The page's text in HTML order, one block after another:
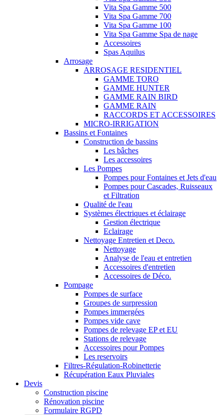
Vita Spa Gamme 500
Vita Spa Gamme 700
Vita Spa Gamme 100
Vita Spa Gamme Spa de nage
Accessoires
Spas Aquilus
Arrosage
ARROSAGE RESIDENTIEL
GAMME TORO
GAMME HUNTER
GAMME RAIN BIRD
GAMME RAIN
RACCORDS ET ACCESSOIRES
MICRO-IRRIGATION
Bassins et Fontaines
Construction de bassins
Les bâches
Les accessoires
Les Pompes
Pompes pour Fontaines et Jets d'eau
Pompes pour Cascades, Ruisseaux
et Filtration
Qualité de l'eau
Systèmes électriques et éclairage
Gestion électrique
Eclairage
Nettoyage Entretien et Deco.
Nettoyage
Analyse de l'eau et entretien
Accessoires d'entretien
Accessoires de Déco.
Pompage
Pompes de surface
Groupes de surpression
Pompes immergées
Pompes vide cave
Pompes de relevage EP et EU
Stations de relevage
Accessoires pour Pompes
Les reservoirs
Filtres-Régulation-Robinetterie
Récupération Eaux Pluviales
Devis
Construction piscine
Rénovation piscine
Formulaire RGPD